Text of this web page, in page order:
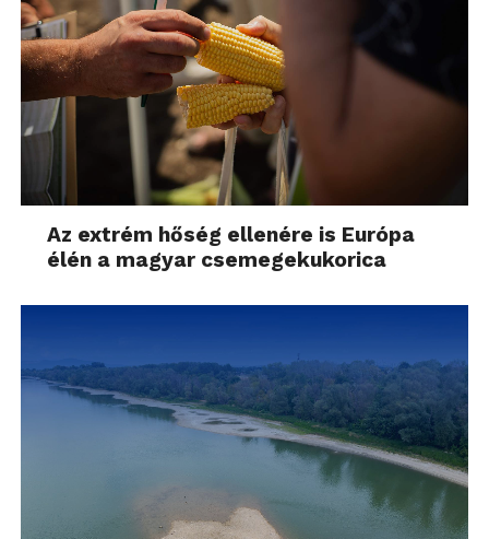
Az extrém hőség ellenére is Európa
élén a magyar csemegekukorica